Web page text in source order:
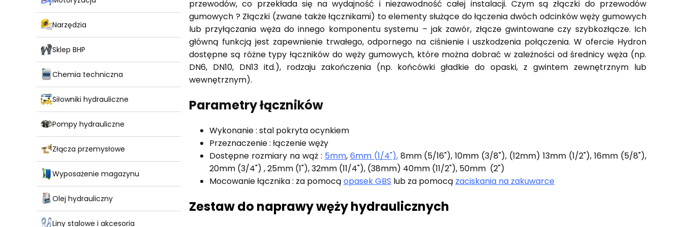
Narzędzia
Sklep BHP
Chemia techniczna
Siłowniki hydrauliczne
Pompy hydrauliczne
Złącza przemysłowe
Wyposażenie magazynu
Olej hydrauliczny
Liny stalowe i akcesoria
przewodów, co przekłada się na wydajność i niezawodność całej instalacji. Czym są złączki do przewodów
gumowych ? Złączki (zwane także łącznikami) to elementy służące do łączenia dwóch odcinków węży gumowych
lub przyłączania węża do innego komponentu systemu – jak zawór, złącze gwintowane czy szybkozłącze. Ich
główną funkcją jest zapewnienie trwałego, odpornego na ciśnienie i uszkodzenia połączenia. W ofercie Hydron
dostępne są różne typy łączników do węży gumowych, które można dobrać w zależności od średnicy węża (np.
DN6, DN10, DN13 itd.), rodzaju zakończenia (np. końcówki gładkie do opaski, z gwintem zewnętrznym lub
wewnętrznym).
Parametry łączników
Wykonanie : stal pokryta ocynkiem
Przeznaczenie : łączenie węży
Dostępne rozmiary na wąż : 5mm, 6mm (1/4"),8mm (5/16"), 10mm (3/8"), (12mm) 13mm (1/2"), 16mm (5/8"),
20mm (3/4") , 25mm (1"), 32mm (11/4"), (38mm) 40mm (11/2"), 50mm (2")
Mocowanie łącznika : za pomocą opasek GBS lub za pomocą zaciskania na zakuwarce
Zestaw do naprawy węży hydraulicznych